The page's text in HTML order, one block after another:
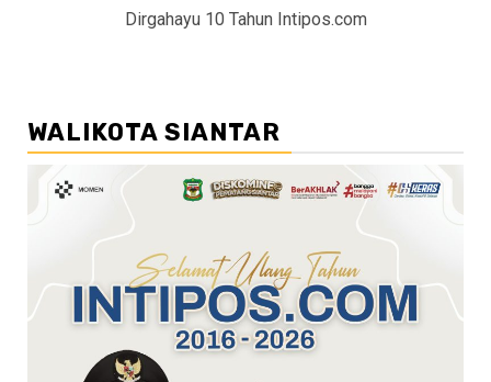
Dirgahayu 10 Tahun Intipos.com
WALIKOTA SIANTAR